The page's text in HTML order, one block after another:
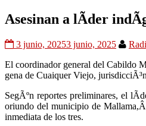
Asesinan a lÃ­der
3 junio, 20253 junio, 2025
El coordinador general del Cabildo
gena de Cuaiquer Viejo,
SegÃºn reportes preliminares, el
oriundo del municipio de
inmediata de los tres.